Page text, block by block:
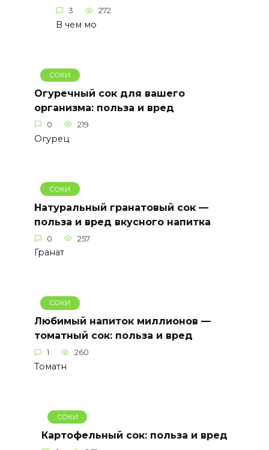
3 272
В чем мо
СОКИ
Огуречный сок для вашего
организма: польза и вред
0 219
Огурец
СОКИ
Натуральный гранатовый сок —
польза и вред вкусного напитка
0 257
Гранат
СОКИ
Любимый напиток миллионов —
томатный сок: польза и вред
1 260
Томатн
СОКИ
Картофельный сок: польза и вред